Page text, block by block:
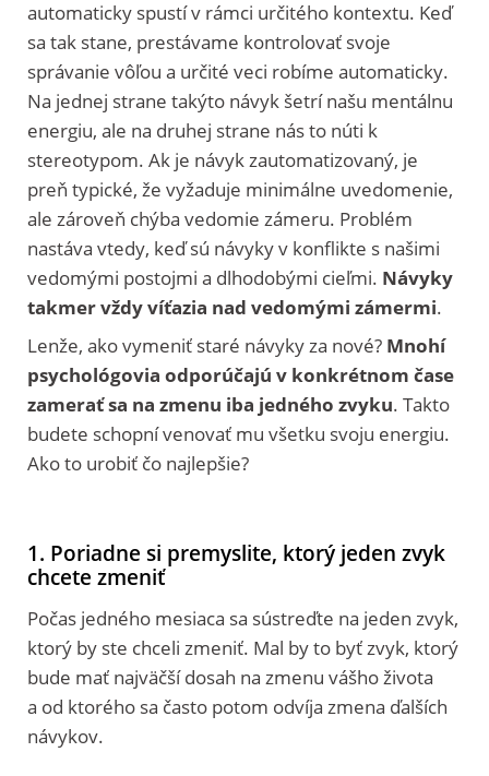
automaticky spustí v rámci určitého kontextu. Keď
sa tak stane, prestávame kontrolovať svoje
správanie vôľou a určité veci robíme automaticky.
Na jednej strane takýto návyk šetrí našu mentálnu
energiu, ale na druhej strane nás to núti k
stereotypom. Ak je návyk zautomatizovaný, je
preň typické, že vyžaduje minimálne uvedomenie,
ale zároveň chýba vedomie zámeru. Problém
nastáva vtedy, keď sú návyky v konflikte s našimi
vedomými postojmi a dlhodobými cieľmi. Návyky
takmer vždy víťazia nad vedomými zámermi.
Lenže, ako vymeniť staré návyky za nové? Mnohí
psychológovia odporúčajú v konkrétnom čase
zamerať sa na zmenu iba jedného zvyku. Takto
budete schopní venovať mu všetku svoju energiu.
Ako to urobiť čo najlepšie?
1. Poriadne si premyslite, ktorý jeden zvyk
chcete zmeniť
Počas jedného mesiaca sa sústreďte na jeden zvyk,
ktorý by ste chceli zmeniť. Mal by to byť zvyk, ktorý
bude mať najväčší dosah na zmenu vášho života
a od ktorého sa často potom odvíja zmena ďalších
návykov.